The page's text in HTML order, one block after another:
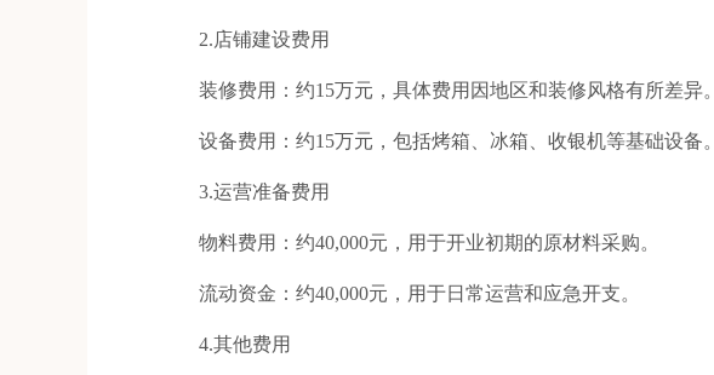
2.店铺建设费用
装修费用：约15万元，具体费用因地区和装修风格有所差异。
设备费用：约15万元，包括烤箱、冰箱、收银机等基础设备。
3.运营准备费用
物料费用：约40,000元，用于开业初期的原材料采购。
流动资金：约40,000元，用于日常运营和应急开支。
4.其他费用